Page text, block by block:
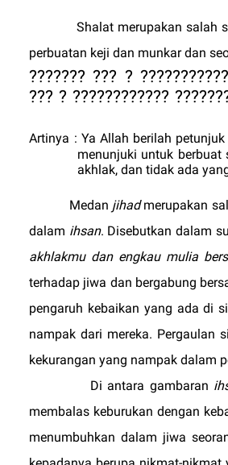
Shalat merupakan salah
perbuatan keji dan munkar dan
??????????? ??????????
????????????? ??????
Artinya : Ya Allah berilah
menunjuki untuk berbuat
akhlak, dan tidak ada
Medan jihadmerupakan
dalam ihsan. Disebutkan dalam
akhlakmu dan engkau mulia
terhadap jiwa dan bergabung
pengaruh kebaikan yang ada di
nampak dari mereka. Pergaulan
kekurangan yang nampak dalam
Di antara gambaran
membalas keburukan dengan
menumbuhkan dalam jiwa